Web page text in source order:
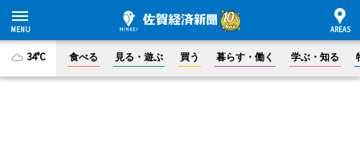
34°C 食べる 見る・遊ぶ 買う 暮らす・働く 学ぶ・知る